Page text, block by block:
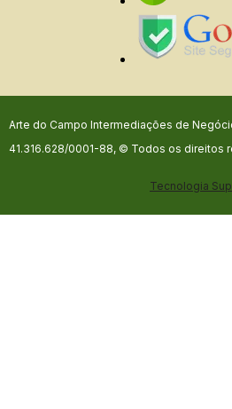
Arte do Campo Intermediações de
41.316.628/0001-88, © Todos os direitos
Tecnologia